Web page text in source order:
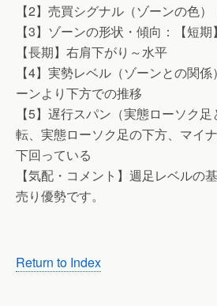
【2】売買シグナル（ゾーンの色
【3】ゾーンの形状・傾向：【短
【長期】右肩下がり～水平
【4】実勢レベル（ゾーンとの関
ーンより下方での推移
【5】遅行スパン（実態ローソク
転、実態ローソク足の下方、マイ
下回っている
【気配・コメント】週足レベルの
売り優勢です。
Return to Index